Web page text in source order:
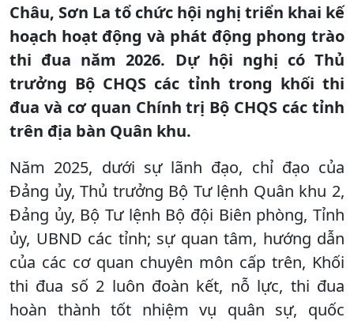
Châu, Sơn La tổ chức hội nghị triển khai kế
hoạch hoạt động và phát động phong trào
thi đua năm 2026. Dự hội nghị có Thủ
trưởng Bộ CHQS các tỉnh trong khối thi
đua và cơ quan Chính trị Bộ CHQS các tỉnh
trên địa bàn Quân khu.
Năm 2025, dưới sự lãnh đạo, chỉ đạo của
Đảng ủy, Thủ trưởng Bộ Tư lệnh Quân khu 2,
Đảng ủy, Bộ Tư lệnh Bộ đội Biên phòng, Tỉnh
ủy, UBND các tỉnh; sự quan tâm, hướng dẫn
của các cơ quan chuyên môn cấp trên, Khối
thi đua số 2 luôn đoàn kết, nỗ lực, thi đua
hoàn thành tốt nhiệm vụ quân sự, quốc